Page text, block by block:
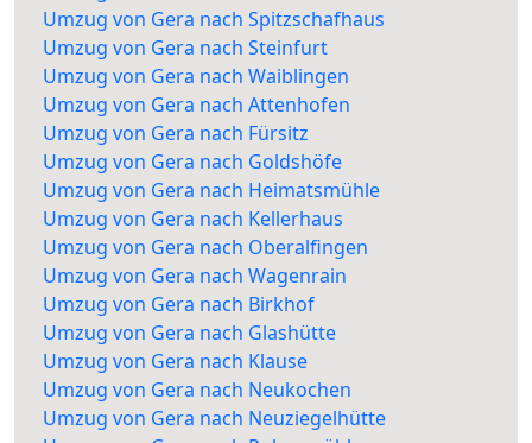
Umzug von Gera nach Spitzschafhaus
Umzug von Gera nach Steinfurt
Umzug von Gera nach Waiblingen
Umzug von Gera nach Attenhofen
Umzug von Gera nach Fürsitz
Umzug von Gera nach Goldshöfe
Umzug von Gera nach Heimatsmühle
Umzug von Gera nach Kellerhaus
Umzug von Gera nach Oberalfingen
Umzug von Gera nach Wagenrain
Umzug von Gera nach Birkhof
Umzug von Gera nach Glashütte
Umzug von Gera nach Klause
Umzug von Gera nach Neukochen
Umzug von Gera nach Neuziegelhütte